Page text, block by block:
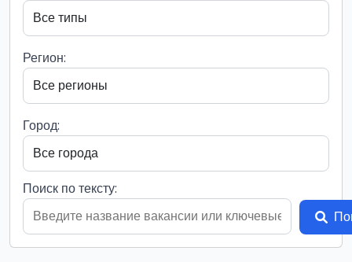
Регион:
Город:
Поиск по тексту: